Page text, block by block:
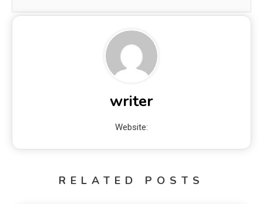
writer
Website:
RELATED POSTS